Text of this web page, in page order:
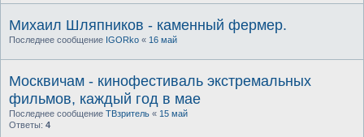
Михаил Шляпников - каменный фермер.
Последнее сообщение IGORko « 16 май
Москвичам - кинофестиваль экстремальных
фильмов, каждый год в мае
Последнее сообщение ТВзритель « 15 май
Ответы: 4